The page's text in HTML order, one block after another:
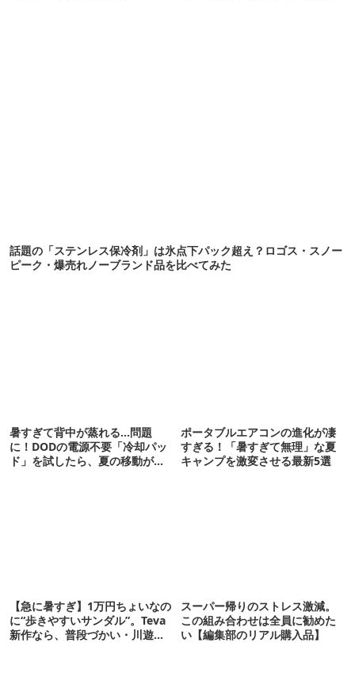
話題の「ステンレス保冷剤」は氷点下パック超え？ロゴス・スノー
ピーク・爆売れノーブランド品を比べてみた
暑すぎて背中が蒸れる…問題
に！DODの電源不要「冷却パッ
ド」を試したら、夏の移動がラ
ポータブルエアコンの進化が凄
すぎる！「暑すぎて無理」な夏
キャンプを激変させる最新5選
【急に暑すぎ】1万円ちょいなの
に“歩きやすいサンダル”。Teva
新作なら、普段づかい・川遊
スーパー帰りのストレス激減。
この組み合わせは全員に勧めた
い【編集部のリアル購入品】